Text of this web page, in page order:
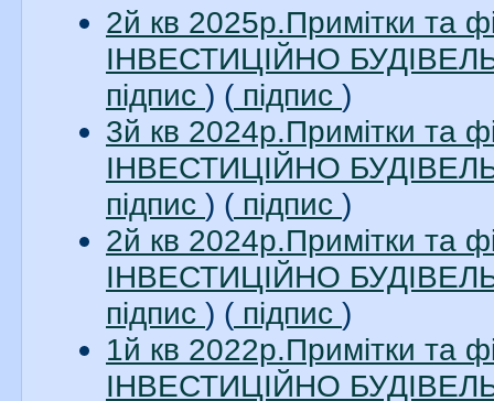
2й кв 2025р.Примітки та
ІНВЕСТИЦІЙНО
підпис ) ( підпис )
3й кв 2024р.Примітки та
ІНВЕСТИЦІЙНО
підпис ) ( підпис )
2й кв 2024р.Примітки та
ІНВЕСТИЦІЙНО
підпис ) ( підпис )
1й кв 2022р.Примітки та
ІНВЕСТИЦІЙНО